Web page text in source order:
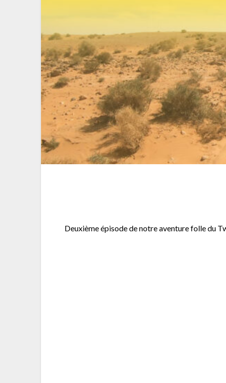
Deuxième épisode de notre aventure folle du